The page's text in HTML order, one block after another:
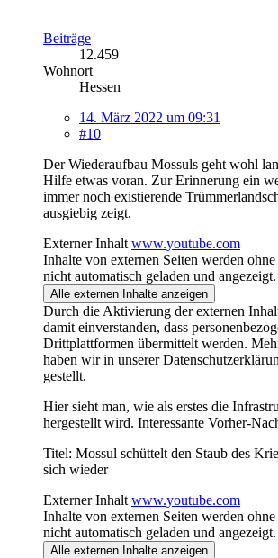
Beiträge
12.459
Wohnort
Hessen
14. März 2022 um 09:31
#10
Der Wiederaufbau Mossuls geht wohl
Hilfe etwas voran. Zur Erinnerung ein
immer noch existierende
ausgiebig zeigt.
Externer Inhalt www.youtube.com
Inhalte von externen Seiten werden
nicht automatisch geladen und angezeigt.
Alle externen Inhalte anzeigen
Durch die Aktivierung der externen
damit einverstanden, dass
Drittplattformen übermittelt werden.
haben wir in unserer
gestellt.
Hier sieht man, wie als erstes die
hergestellt wird. Interessante Vorher-
Titel: Mossul schüttelt den Staub des
sich wieder
Externer Inhalt www.youtube.com
Inhalte von externen Seiten werden
nicht automatisch geladen und angezeigt.
Alle externen Inhalte anzeigen